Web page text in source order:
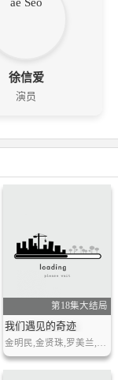
徐信爱
演员
第18集大结局
我们遇见的奇迹